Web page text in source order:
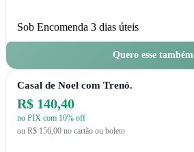
Sob Encomenda 3 dias úteis
Quero esse também
Casal de Noel com Trenó.
R$ 140,40
no PIX com 10% off
ou R$ 156,00 no cartão ou boleto